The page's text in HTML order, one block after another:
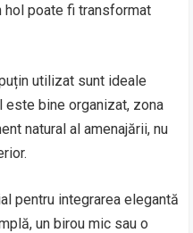
hol poate fi transformat
utilizat sunt ideale
este bine organizat, zona
natural al amenajării, nu
pentru integrarea elegantă
un birou mic sau o